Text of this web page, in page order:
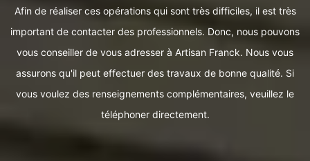
Afin de réaliser ces opérations qui sont très difficiles, il est très
important de contacter des professionnels. Donc, nous pouvons
vous conseiller de vous adresser à Artisan Franck. Nous vous
assurons qu'il peut effectuer des travaux de bonne qualité. Si
vous voulez des renseignements complémentaires, veuillez le
téléphoner directement.